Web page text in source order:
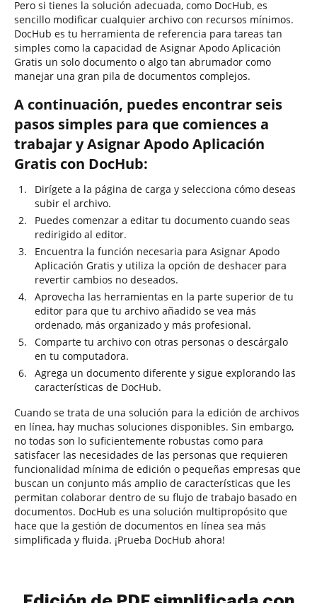
Pero si tienes la solución adecuada, como DocHub, es
sencillo modificar cualquier archivo con recursos mínimos.
DocHub es tu herramienta de referencia para tareas tan
simples como la capacidad de Asignar Apodo Aplicación
Gratis un solo documento o algo tan abrumador como
manejar una gran pila de documentos complejos.
A continuación, puedes encontrar seis
pasos simples para que comiences a
trabajar y Asignar Apodo Aplicación
Gratis con DocHub:
Dirígete a la página de carga y selecciona cómo deseas
subir el archivo.
Puedes comenzar a editar tu documento cuando seas
redirigido al editor.
Encuentra la función necesaria para Asignar Apodo
Aplicación Gratis y utiliza la opción de deshacer para
revertir cambios no deseados.
Aprovecha las herramientas en la parte superior de tu
editor para que tu archivo añadido se vea más
ordenado, más organizado y más profesional.
Comparte tu archivo con otras personas o descárgalo
en tu computadora.
Agrega un documento diferente y sigue explorando las
características de DocHub.
Cuando se trata de una solución para la edición de archivos
en línea, hay muchas soluciones disponibles. Sin embargo,
no todas son lo suficientemente robustas como para
satisfacer las necesidades de las personas que requieren
funcionalidad mínima de edición o pequeñas empresas que
buscan un conjunto más amplio de características que les
permitan colaborar dentro de su flujo de trabajo basado en
documentos. DocHub es una solución multipropósito que
hace que la gestión de documentos en línea sea más
simplificada y fluida. ¡Prueba DocHub ahora!